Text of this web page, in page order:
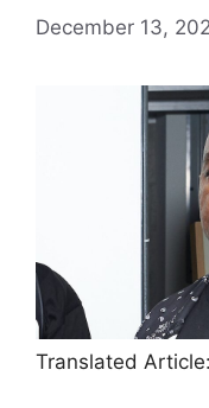
December 13,
Translated